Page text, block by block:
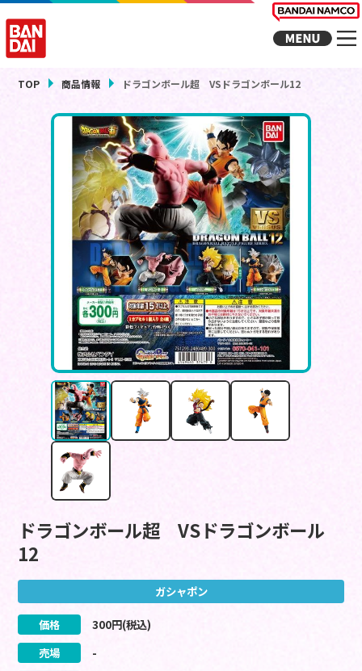
TOP 商品情報 ドラゴンボール超 VSドラゴンボール12
ドラゴンボール超 VSドラゴンボール
12
ガシャポン
価格 300円(税込)
売場
-